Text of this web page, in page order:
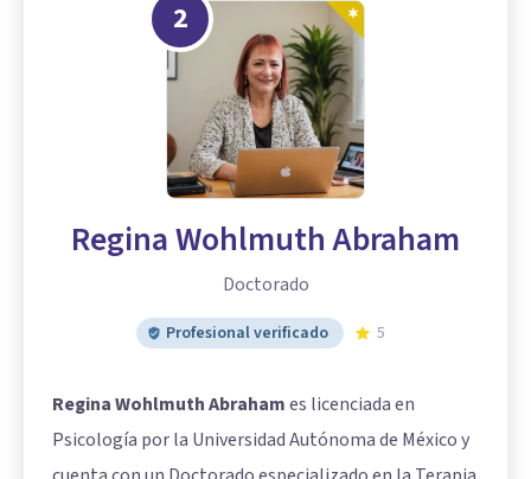
2
Regina Wohlmuth Abraham
Doctorado
Profesional verificado 5
Regina Wohlmuth Abrahames licenciada en
Psicología por la Universidad Autónoma de México y